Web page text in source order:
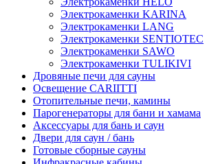
Электрокаменки KARINA
Электрокаменки LANG
Электрокаменки SENTIOTEC
Электрокаменки SAWO
Электрокаменки TULIKIVI
Дровяные печи для сауны
Освещение CARIITTI
Отопительные печи, камины
Парогенераторы для бани и хамама
Аксессуары для бань и саун
Двери для саун / бань
Готовые сборные сауны